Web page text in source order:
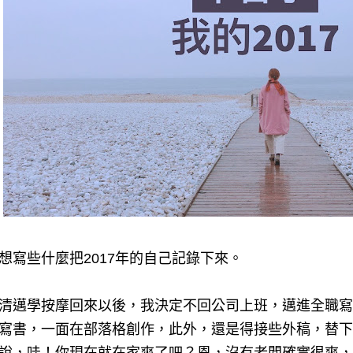
寫些什麼把2017年的自己記錄下來。
邁學按摩回來以後，我決定不回公司上班，邁進全職
書，一面在部落格創作，此外，還是得接些外稿，替